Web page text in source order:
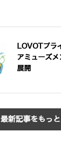
LOVOTプラ
アミューズ
展開
最新記事をもっ